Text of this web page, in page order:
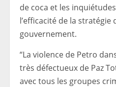
de coca et les
l’efficacité de la stratégie
gouvernement.
“La violence de Petro
très défectueux de Paz
avec tous les groupes